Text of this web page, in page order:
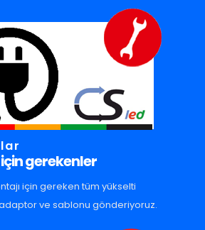
gerekenler
için gereken tüm yükselti
ve sablonu gönderiyoruz.